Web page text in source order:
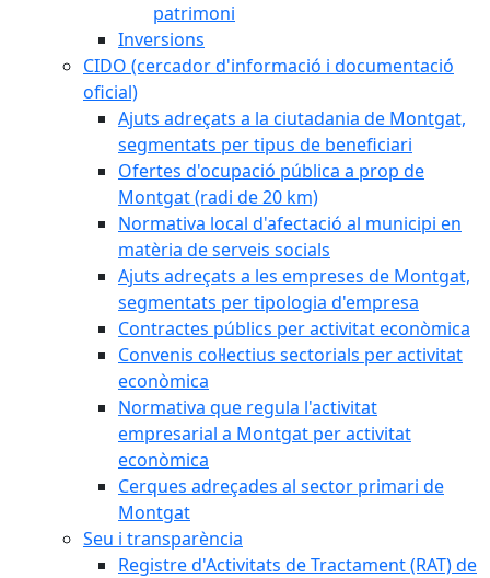
patrimoni
Inversions
CIDO (cercador d'informació i documentació
oficial)
Ajuts adreçats a la ciutadania de Montgat,
segmentats per tipus de beneficiari
Ofertes d'ocupació pública a prop de
Montgat (radi de 20 km)
Normativa local d'afectació al municipi en
matèria de serveis socials
Ajuts adreçats a les empreses de Montgat,
segmentats per tipologia d'empresa
Contractes públics per activitat econòmica
Convenis col·lectius sectorials per activitat
econòmica
Normativa que regula l'activitat
empresarial a Montgat per activitat
econòmica
Cerques adreçades al sector primari de
Montgat
Seu i transparència
Registre d'Activitats de Tractament (RAT) de